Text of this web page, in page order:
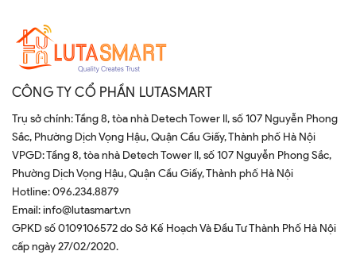
CÔNG TY CỔ PHẦN LUTASMART
Trụ sở chính: Tầng 8, tòa nhà Detech Tower II, số 107 Nguyễn Phong
Sắc, Phường Dịch Vọng Hậu, Quận Cầu Giấy, Thành phố Hà Nội
VPGD: Tầng 8, tòa nhà Detech Tower II, số 107 Nguyễn Phong Sắc,
Phường Dịch Vọng Hậu, Quận Cầu Giấy, Thành phố Hà Nội
Hotline:096.234.8879
Email:info@lutasmart.vn
GPKD số 0109106572 do Sở Kế Hoạch Và Đầu Tư Thành Phố Hà Nội
cấp ngày 27/02/2020.